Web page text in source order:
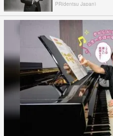
PR(dentsu Japan)